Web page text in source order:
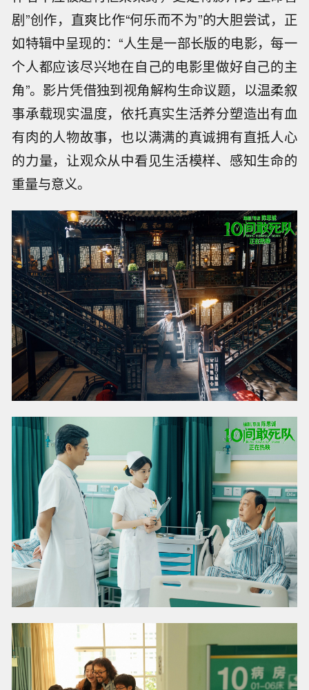
剧”创作，直爽比作“何乐而不为”的大胆尝试，正
如特辑中呈现的：“人生是一部长版的电影，每一
个人都应该尽兴地在自己的电影里做好自己的主
角”。影片凭借独到视角解构生命议题，以温柔叙
事承载现实温度，依托真实生活养分塑造出有血
有肉的人物故事，也以满满的真诚拥有直抵人心
的力量，让观众从中看见生活模样、感知生命的
重量与意义。